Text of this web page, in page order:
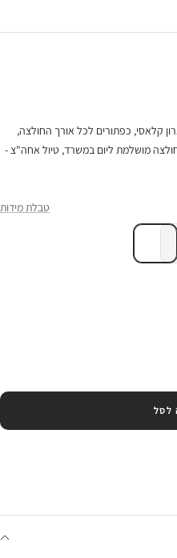
קלאסי, כפתורים לכל אורך החולצה,
מושלמת ליום במשרד, טיול אחה"צ -
טבלת מידות
לסל